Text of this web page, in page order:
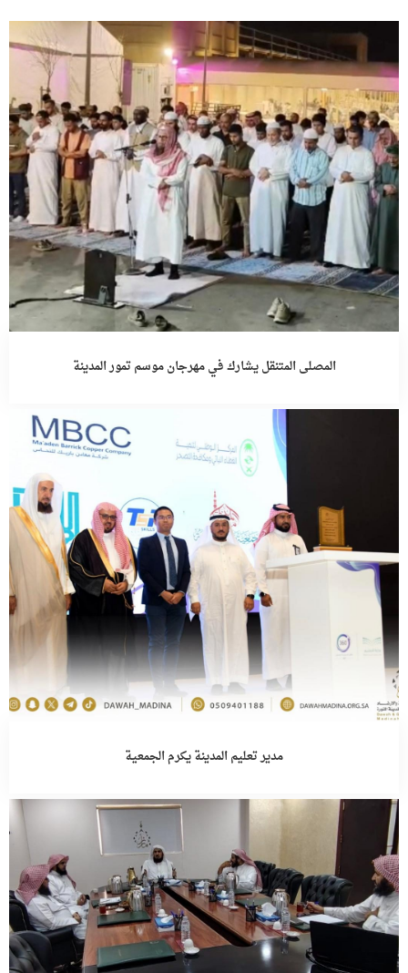
المصلى المتنقل يشارك في مهرجان موسم تمور المدينة
مدير تعليم المدينة يكرم الجمعية